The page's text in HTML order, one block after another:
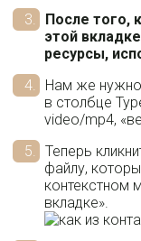
После того,
этой
ресурсы,
Нам же нужно
в столбце
video/mp4,
Теперь
файлу,
контекстном
вкладке».